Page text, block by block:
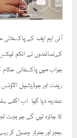
آئی ایم ایف کے
کےنمائندوں نے انکم
جواب میں پاکستانی
رینٹ اور جوڈیشیل
عندیہ دیا گیا اب اگلے
کا جائزہ لیں گے جو بجٹ
،ججز اور جنرلز وصول کر